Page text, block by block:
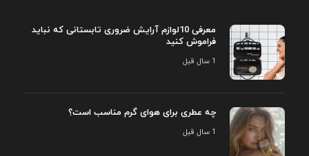
معرفی 10لوازم آرایش ضروری تابستانی که نباید
فراموش کنید
1 سال قبل
چه عطری برای هوای گرم مناسب است؟
1 سال قبل